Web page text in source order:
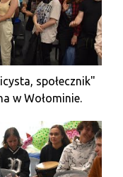
społecznik"
w Wołominie.